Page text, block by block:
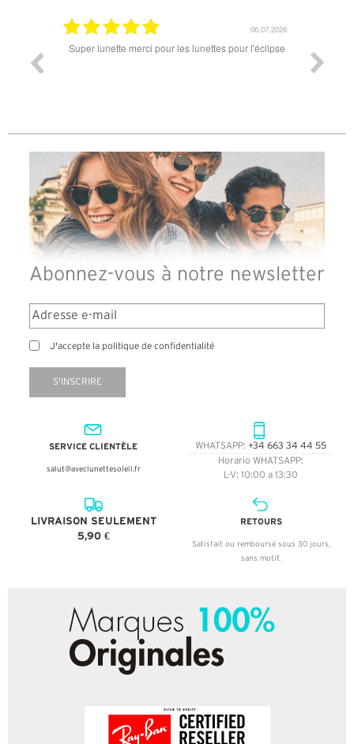
06.07.2026
Super lunette merci pour les lunettes pour l'éclipse
Abonnez-vous à notre newsletter
J'accepte la politique de confidentialité
S'INSCRIRE
SERVICE CLIENTÈLE
salut@aveclunettesoleil.fr
WHATSAPP: +34 663 34 44 55
Horario WHATSAPP:
L-V: 10:00 a 13:30
LIVRAISON SEULEMENT
5,90 €
RETOURS
Satisfait ou remboursé sous 30 jours,
sans motif.